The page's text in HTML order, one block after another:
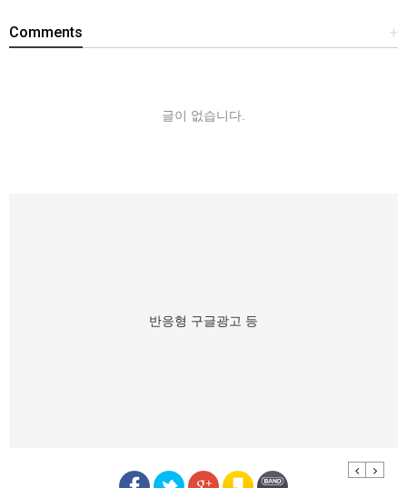
+
Comments
글이 없습니다.
반응형 구글광고 등
Previous
Next